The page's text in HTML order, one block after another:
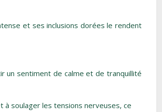
et ses inclusions dorées le rendent
un sentiment de calme et de tranquillité
à soulager les tensions nerveuses, ce